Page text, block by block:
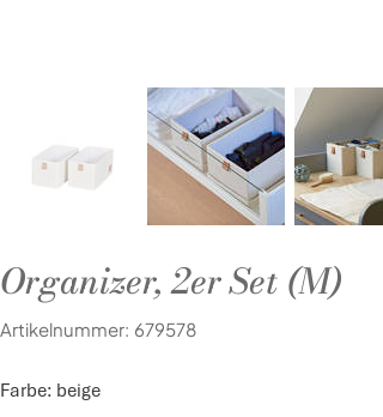
Organizer, 2er Set (M)
Artikelnummer:
Artikelnummer:
679578
679578
Farbe: beige